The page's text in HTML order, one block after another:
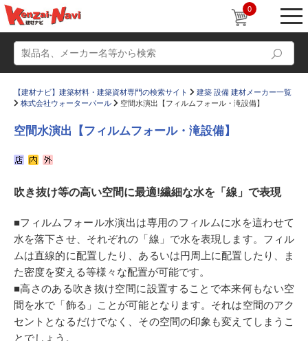
0
かたなび コラム
すまいリング 設計士インタビュー
Q＆A 販売・施工代理店募集
お気に入り
【建材ナビ】建築材料・建築資材専門の検索サイト
建築 設備 建材メーカー一覧
株式会社ウォーターパール
空間水演出【フィルムフォール・滝設備】
空間水演出【フィルムフォール・滝設備】
吹き抜け等の高い空間に最適!繊細な水を「線」で表現
■フィルムフォール水演出は専用のフィルムに水を這わせて
水を落下させ、それぞれの「線」で水を表現します。フィル
ムは直線的に配置したり、あるいは円周上に配置したり、ま
た密度を変える等様々な配置が可能です。
■高さのある吹き抜け空間に設置することで本来何もない空
間を水で「飾る」ことが可能となります。それは空間のアク
セントとなるだけでなく、その空間の印象も変えてしまうこ
とでしょう。